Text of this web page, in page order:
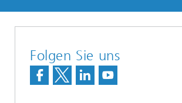
Folgen Sie uns